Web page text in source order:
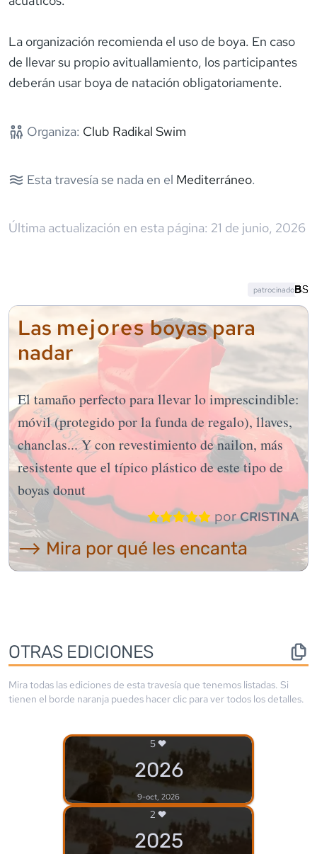
La organización recomienda el uso de boya. En caso
de llevar su propio avituallamiento, los participantes
deberán usar boya de natación obligatoriamente.
Organiza: Club Radikal Swim
Esta travesía se nada en el Mediterráneo.
Última actualización en esta página: 21 de junio, 2026
Las mejoresboyas para
nadar
El tamaño perfecto para llevar lo imprescindible:
móvil (protegido por la funda de regalo), llaves,
chanclas... Y con revestimiento de nailon, más
resistente que el típico plástico de este tipo de
boyas donut
porCRISTINA
⟶ Mira por qué les encanta
patrocinado
OTRAS EDICIONES
Mira todas las ediciones de esta travesía que tenemos listadas. Si
tienen el borde naranja puedes hacer clic para ver todos los detalles.
5
2026
9-oct, 2026
2
2025